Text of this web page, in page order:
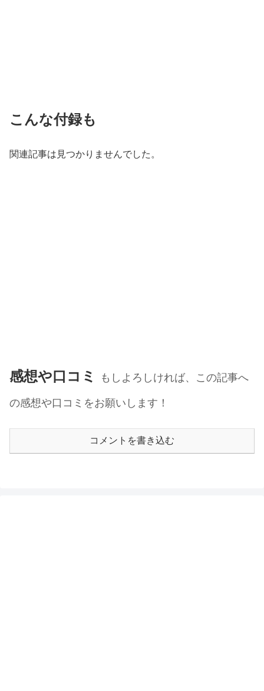
こんな付録も
関連記事は見つかりませんでした。
感想や口コミ
もしよろしければ、この記事へ
の感想や口コミをお願いします！
コメントを書き込む